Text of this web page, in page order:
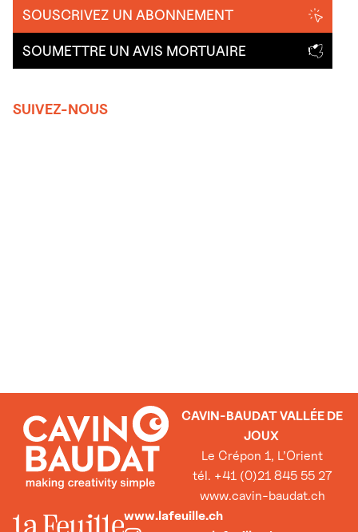
SOUSCRIVEZ UN ABONNEMENT
SOUMETTRE UN AVIS MORTUAIRE
SUIVEZ-NOUS
CAVIN-BAUDAT VALLÉE DE
JOUX
Le Crépon 1, L’Orient
tél. +41 (0)21 845 55 27
www.cavin-baudat.ch
www.lafeuille.ch